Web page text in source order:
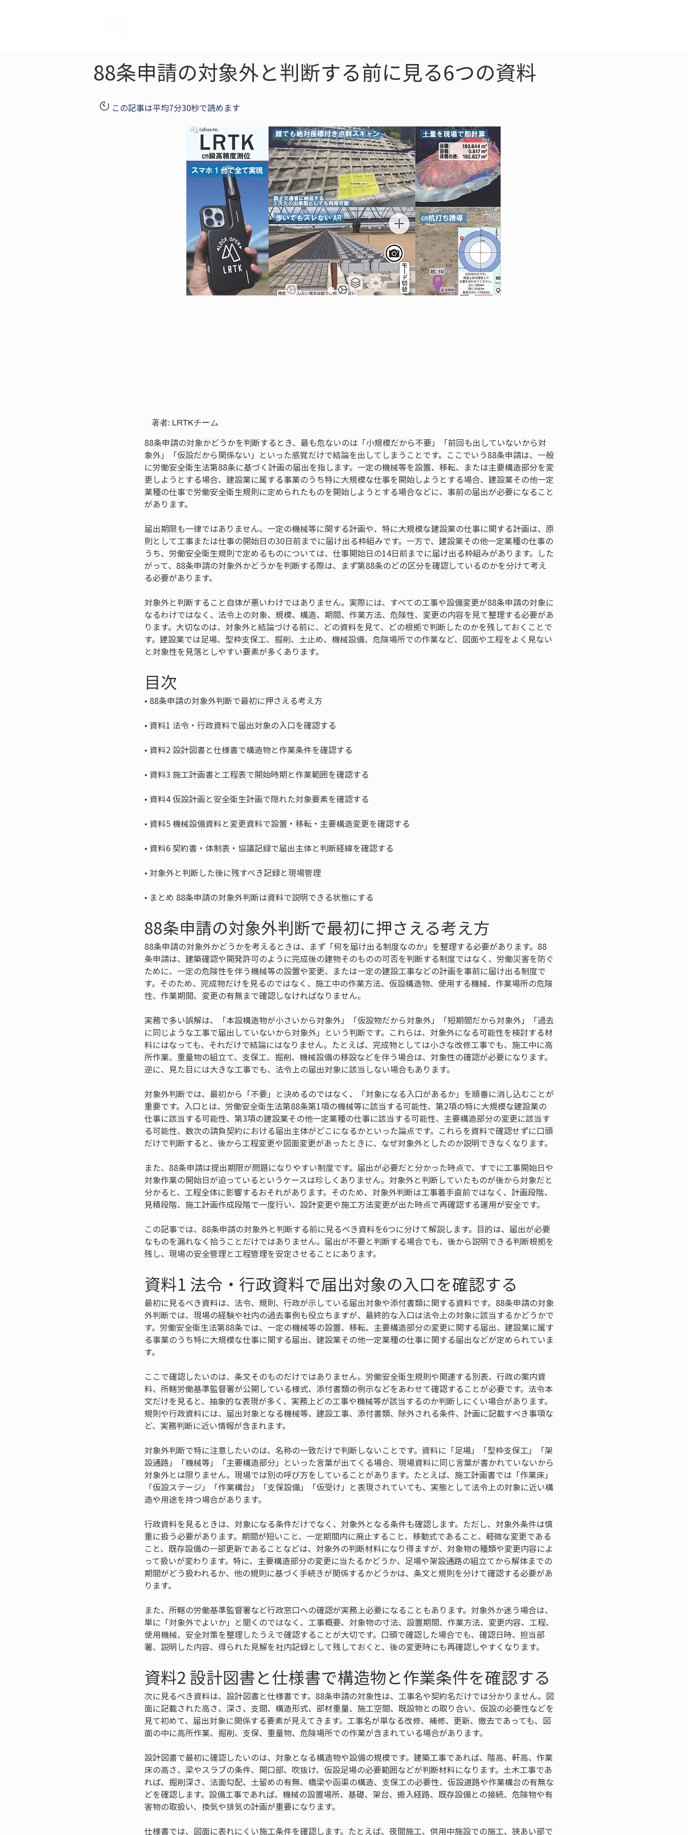
88条申請の対象外と判断する前に見る6つの資料
この記事は平均7分30秒で読めます
著者: LRTKチーム
88条申請の対象かどうかを判断するとき、最も危ないのは「小規模だから不要」「前回も出していないから対
象外」「仮設だから関係ない」といった感覚だけで結論を出してしまうことです。ここでいう88条申請は、一般
に労働安全衛生法第88条に基づく計画の届出を指します。一定の機械等を設置、移転、または主要構造部分を変
更しようとする場合、建設業に属する事業のうち特に大規模な仕事を開始しようとする場合、建設業その他一定
業種の仕事で労働安全衛生規則に定められたものを開始しようとする場合などに、事前の届出が必要になること
があります。
届出期限も一律ではありません。一定の機械等に関する計画や、特に大規模な建設業の仕事に関する計画は、原
則として工事または仕事の開始日の30日前までに届け出る枠組みです。一方で、建設業その他一定業種の仕事の
うち、労働安全衛生規則で定めるものについては、仕事開始日の14日前までに届け出る枠組みがあります。した
がって、88条申請の対象外かどうかを判断する際は、まず第88条のどの区分を確認しているのかを分けて考え
る必要があります。
対象外と判断すること自体が悪いわけではありません。実際には、すべての工事や設備変更が88条申請の対象に
なるわけではなく、法令上の対象、規模、構造、期間、作業方法、危険性、変更の内容を見て整理する必要があ
ります。大切なのは、対象外と結論づける前に、どの資料を見て、どの根拠で判断したのかを残しておくことで
す。建設業では足場、型枠支保工、掘削、土止め、機械設備、危険場所での作業など、図面や工程をよく見ない
と対象性を見落としやすい要素が多くあります。
目次
•
•
•
•
•
•
•
•
• まとめ 88条申請の対象外判断は資料で説明できる状態にする
88条申請の対象外判断で最初に押さえる考え方
88条申請の対象外かどうかを考えるときは、まず「何を届け出る制度なのか」を整理する必要があります。88
条申請は、建築確認や開発許可のように完成後の建物そのものの可否を判断する制度ではなく、労働災害を防ぐ
ために、一定の危険性を伴う機械等の設置や変更、または一定の建設工事などの計画を事前に届け出る制度で
す。そのため、完成物だけを見るのではなく、施工中の作業方法、仮設構造物、使用する機械、作業場所の危険
性、作業期間、変更の有無まで確認しなければなりません。
実務で多い誤解は、「本設構造物が小さいから対象外」「仮設物だから対象外」「短期間だから対象外」「過去
に同じような工事で届出していないから対象外」という判断です。これらは、対象外になる可能性を検討する材
料にはなっても、それだけで結論にはなりません。たとえば、完成物としては小さな改修工事でも、施工中に高
所作業、重量物の組立て、支保工、掘削、機械設備の移設などを伴う場合は、対象性の確認が必要になります。
逆に、見た目には大きな工事でも、法令上の届出対象に該当しない場合もあります。
対象外判断では、最初から「不要」と決めるのではなく、「対象になる入口があるか」を順番に消し込むことが
重要です。入口とは、労働安全衛生法第88条第1項の機械等に該当する可能性、第2項の特に大規模な建設業の
仕事に該当する可能性、第3項の建設業その他一定業種の仕事に該当する可能性、主要構造部分の変更に該当す
る可能性、数次の請負契約における届出主体がどこになるかといった論点です。これらを資料で確認せずに口頭
だけで判断すると、後から工程変更や図面変更があったときに、なぜ対象外としたのか説明できなくなります。
また、88条申請は提出期限が問題になりやすい制度です。届出が必要だと分かった時点で、すでに工事開始日や
対象作業の開始日が迫っているというケースは珍しくありません。対象外と判断していたものが後から対象だと
分かると、工程全体に影響するおそれがあります。そのため、対象外判断は工事着手直前ではなく、計画段階、
見積段階、施工計画作成段階で一度行い、設計変更や施工方法変更が出た時点で再確認する運用が安全です。
この記事では、88条申請の対象外と判断する前に見るべき資料を6つに分けて解説します。目的は、届出が必要
なものを漏れなく拾うことだけではありません。届出が不要と判断する場合でも、後から説明できる判断根拠を
残し、現場の安全管理と工程管理を安定させることにあります。
資料1 法令・行政資料で届出対象の入口を確認する
最初に見るべき資料は、法令、規則、行政が示している届出対象や添付書類に関する資料です。88条申請の対象
外判断では、現場の経験や社内の過去事例も役立ちますが、最終的な入口は法令上の対象に該当するかどうかで
す。労働安全衛生法第88条では、一定の機械等の設置、移転、主要構造部分の変更に関する届出、建設業に属す
る事業のうち特に大規模な仕事に関する届出、建設業その他一定業種の仕事に関する届出などが定められていま
す。
ここで確認したいのは、条文そのものだけではありません。労働安全衛生規則や関連する別表、行政の案内資
料、所轄労働基準監督署が公開している様式、添付書類の例示などをあわせて確認することが必要です。法令本
文だけを見ると、抽象的な表現が多く、実務上どの工事や機械等が該当するのか判断しにくい場合があります。
規則や行政資料には、届出対象となる機械等、建設工事、添付書類、除外される条件、計画に記載すべき事項な
ど、実務判断に近い情報が含まれます。
対象外判断で特に注意したいのは、名称の一致だけで判断しないことです。資料に「足場」「型枠支保工」「架
設通路」「機械等」「主要構造部分」といった言葉が出てくる場合、現場資料に同じ言葉が書かれていないから
対象外とは限りません。現場では別の呼び方をしていることがあります。たとえば、施工計画書では「作業床」
「仮設ステージ」「作業構台」「支保設備」「仮受け」と表現されていても、実態として法令上の対象に近い構
造や用途を持つ場合があります。
行政資料を見るときは、対象になる条件だけでなく、対象外となる条件も確認します。ただし、対象外条件は慎
重に扱う必要があります。期間が短いこと、一定期間内に廃止すること、移動式であること、軽微な変更である
こと、既存設備の一部更新であることなどは、対象外の判断材料になり得ますが、対象物の種類や変更内容によ
って扱いが変わります。特に、主要構造部分の変更に当たるかどうか、足場や架設通路の組立てから解体までの
期間がどう扱われるか、他の規則に基づく手続きが関係するかどうかは、条文と規則を分けて確認する必要があ
ります。
また、所轄の労働基準監督署など行政窓口への確認が実務上必要になることもあります。対象外か迷う場合は、
単に「対象外でよいか」と聞くのではなく、工事概要、対象物の寸法、設置期間、作業方法、変更内容、工程、
使用機械、安全対策を整理したうえで確認することが大切です。口頭で確認した場合でも、確認日時、担当部
署、説明した内容、得られた見解を社内記録として残しておくと、後の変更時にも再確認しやすくなります。
資料2 設計図書と仕様書で構造物と作業条件を確認する
次に見るべき資料は、設計図書と仕様書です。88条申請の対象性は、工事名や契約名だけでは分かりません。図
面に記載された高さ、深さ、支間、構造形式、部材重量、施工空間、既設物との取り合い、仮設の必要性などを
見て初めて、届出対象に関係する要素が見えてきます。工事名が単なる改修、補修、更新、撤去であっても、図
面の中に高所作業、掘削、支保、重量物、危険場所での作業が含まれている場合があります。
設計図書で最初に確認したいのは、対象となる構造物や設備の規模です。建築工事であれば、階高、軒高、作業
床の高さ、梁やスラブの条件、開口部、吹抜け、仮設足場の必要範囲などが判断材料になります。土木工事であ
れば、掘削深さ、法面勾配、土留めの有無、橋梁や函渠の構造、支保工の必要性、仮設道路や作業構台の有無な
どを確認します。設備工事であれば、機械の設置場所、基礎、架台、搬入経路、既存設備との接続、危険物や有
害物の取扱い、換気や排気の計画が重要になります。
仕様書では、図面に表れにくい施工条件を確認します。たとえば、夜間施工、供用中施設での施工、狭あい部で